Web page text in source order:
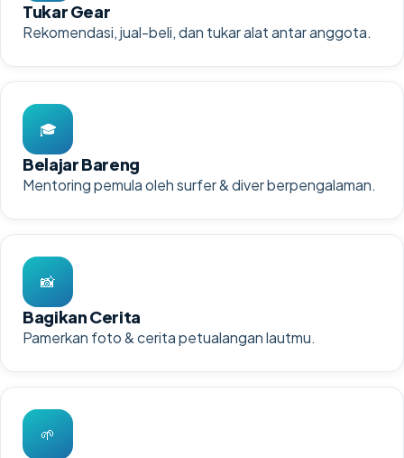
Tukar Gear
Rekomendasi, jual-beli, dan tukar alat antar anggota.
🎓
Belajar Bareng
Mentoring pemula oleh surfer & diver berpengalaman.
📸
Bagikan Cerita
Pamerkan foto & cerita petualangan lautmu.
🌱